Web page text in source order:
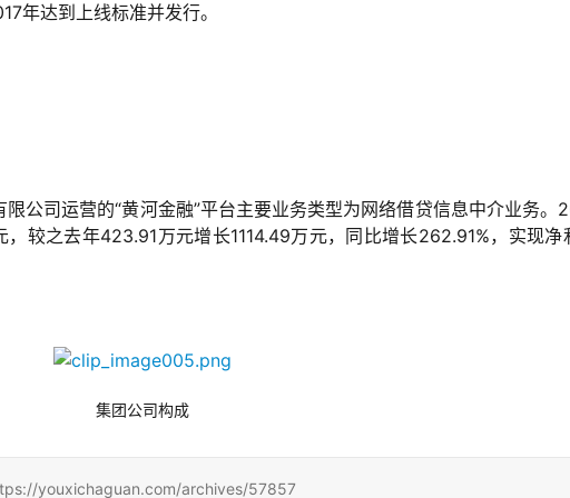
年达到上线标准并发行。
公司运营的“黄河金融”平台主要业务类型为网络借贷信息中介业务。
较之去年423.91万元增长1114.49万元，同比增长262.91%，实现净
集团公司构成
youxichaguan.com/archives/57857